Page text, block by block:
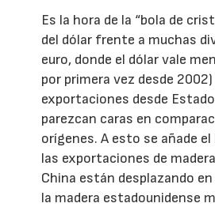
Es la hora de la “bola de
del dólar frente a muchas
euro, donde el dólar vale
por primera vez desde
exportaciones desde
parezcan caras en
orígenes. A esto se añade el
las exportaciones de
China están desplazando
la madera estadounidense